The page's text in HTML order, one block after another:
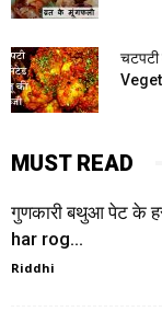
MUST READ
गुणकारी बथुआ पेट के
har rog...
Riddhi